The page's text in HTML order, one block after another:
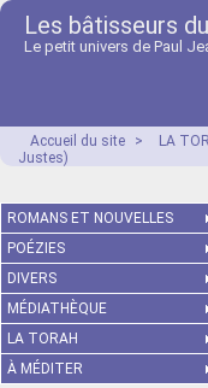
Les bâtisseurs
Le petit univers de Paul
Accueil du site > LA
Justes)
ROMANS ET NOUVELLES
POÉZIES
DIVERS
MÉDIATHÈQUE
LA TORAH
À MÉDITER